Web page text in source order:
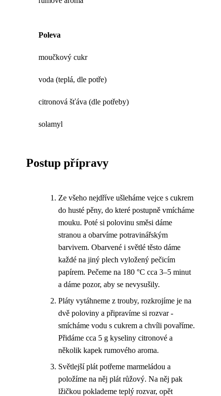
Poleva
moučkový cukr
voda (teplá, dle potře)
citronová šťáva (dle potřeby)
solamyl
Postup přípravy
Ze všeho nejdříve ušleháme vejce s cukrem
do husté pěny, do které postupně vmícháme
mouku. Poté si polovinu směsi dáme
stranou a obarvíme potravinářským
barvivem. Obarvené i světlé těsto dáme
každé na jiný plech vyložený pečicím
papírem. Pečeme na 180 °C cca 3–5 minut
a dáme pozor, aby se nevysušily.
Pláty vytáhneme z trouby, rozkrojíme je na
dvě poloviny a připravíme si rozvar -
smícháme vodu s cukrem a chvíli povaříme.
Přidáme cca 5 g kyseliny citronové a
několik kapek rumového aroma.
Světlejší plát potřeme marmeládou a
položíme na něj plát růžový. Na něj pak
lžičkou poklademe teplý rozvar, opět